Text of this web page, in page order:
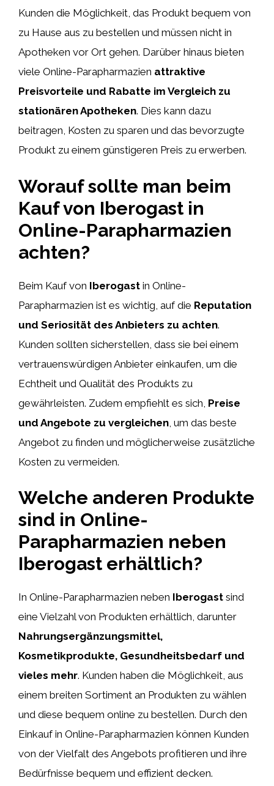
Kunden die Möglichkeit, das Produkt bequem von
zu Hause aus zu bestellen und müssen nicht in
Apotheken vor Ort gehen. Darüber hinaus bieten
viele Online-Parapharmazien attraktive
Preisvorteile und Rabatte im Vergleich zu
stationären Apotheken. Dies kann dazu
beitragen, Kosten zu sparen und das bevorzugte
Produkt zu einem günstigeren Preis zu erwerben.
Worauf sollte man beim
Kauf von Iberogast in
Online-Parapharmazien
achten?
Beim Kauf von Iberogast in Online-
Parapharmazien ist es wichtig, auf die Reputation
und Seriosität des Anbieters zu achten.
Kunden sollten sicherstellen, dass sie bei einem
vertrauenswürdigen Anbieter einkaufen, um die
Echtheit und Qualität des Produkts zu
gewährleisten. Zudem empfiehlt es sich, Preise
und Angebote zu vergleichen , um das beste
Angebot zu finden und möglicherweise zusätzliche
Kosten zu vermeiden.
Welche anderen Produkte
sind in Online-
Parapharmazien neben
Iberogast erhältlich?
In Online-Parapharmazien neben Iberogast sind
eine Vielzahl von Produkten erhältlich, darunter
Nahrungsergänzungsmittel,
Kosmetikprodukte, Gesundheitsbedarf und
vieles mehr. Kunden haben die Möglichkeit, aus
einem breiten Sortiment an Produkten zu wählen
und diese bequem online zu bestellen. Durch den
Einkauf in Online-Parapharmazien können Kunden
von der Vielfalt des Angebots profitieren und ihre
Bedürfnisse bequem und effizient decken.